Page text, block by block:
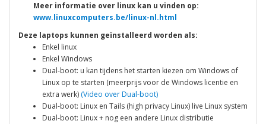
Meer informatie over linux kan u vinden op:
www.linuxcomputers.be/linux-nl.html
Deze laptops kunnen geïnstalleerd worden als:
Enkel linux
Enkel Windows
Dual-boot: u kan tijdens het starten kiezen om Windows of
Linux op te starten (meerprijs voor de Windows licentie en
extra werk) (Video over Dual-boot)
Dual-boot: Linux en Tails (high privacy Linux) live Linux system
Dual-boot: Linux + nog een andere Linux distributie